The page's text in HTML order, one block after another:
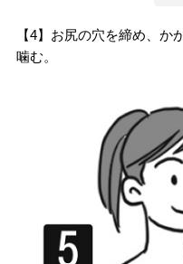
【4】お尻の穴を締め、
噛む。